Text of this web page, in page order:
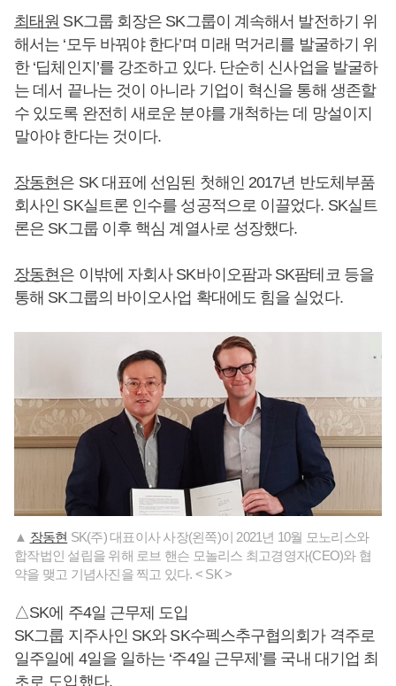
최태원 SK그룹 회장은 SK그룹이 계속해서 발전하기 위
해서는 ‘모두 바꿔야 한다’며 미래 먹거리를 발굴하기 위
한 ‘딥체인지’를 강조하고 있다. 단순히 신사업을 발굴하
는 데서 끝나는 것이 아니라 기업이 혁신을 통해 생존할
수 있도록 완전히 새로운 분야를 개척하는 데 망설이지
말아야 한다는 것이다.
장동현은 SK 대표에 선임된 첫해인 2017년 반도체부품
회사인 SK실트론 인수를 성공적으로 이끌었다. SK실트
론은 SK그룹 이후 핵심 계열사로 성장했다.
장동현은 이밖에 자회사 SK바이오팜과 SK팜테코 등을
통해 SK그룹의 바이오사업 확대에도 힘을 실었다.
▲ 장동현 SK(주) 대표이사 사장(왼쪽)이 2021년 10월 모노리스와
합작법인 설립을 위해 로브 핸슨 모놀리스 최고경영자(CEO)와 협
약을 맺고 기념사진을 찍고 있다. < SK >
△SK에 주4일 근무제 도입
SK그룹 지주사인 SK와 SK수펙스추구협의회가 격주로
일주일에 4일을 일하는 ‘주4일 근무제’를 국내 대기업 최
초로 도입했다.